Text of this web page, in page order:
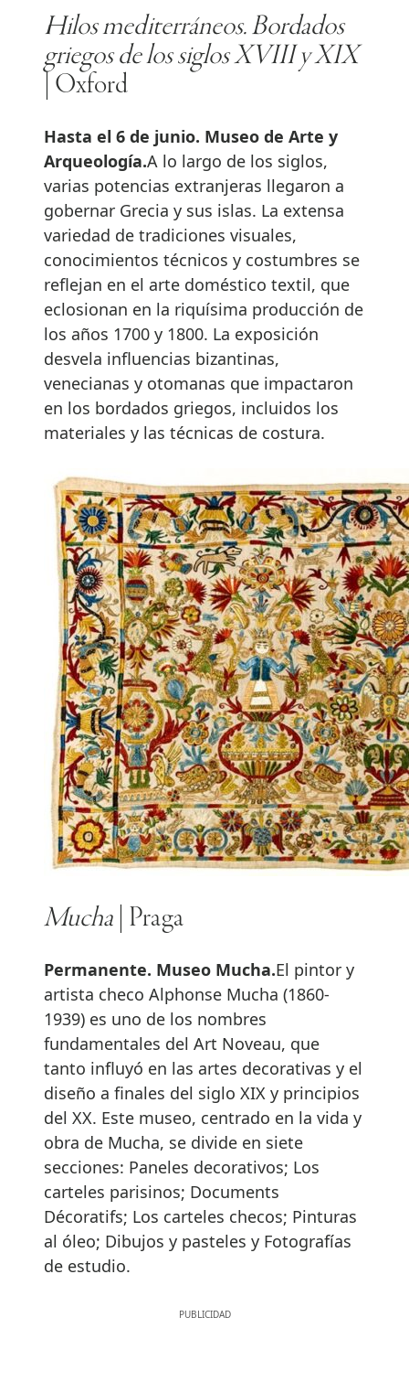
Hilos mediterráneos. Bordados
griegos de los siglos XVIII y XIX
| Oxford
Hasta el 6 de junio. Museo de Arte y
Arqueología.A lo largo de los siglos,
varias potencias extranjeras llegaron a
gobernar Grecia y sus islas. La extensa
variedad de tradiciones visuales,
conocimientos técnicos y costumbres se
reflejan en el arte doméstico textil, que
eclosionan en la riquísima producción de
los años 1700 y 1800. La exposición
desvela influencias bizantinas,
venecianas y otomanas que impactaron
en los bordados griegos, incluidos los
materiales y las técnicas de costura.
Mucha | Praga
Permanente. Museo Mucha.El pintor y
artista checo Alphonse Mucha (1860-
1939) es uno de los nombres
fundamentales del Art Noveau, que
tanto influyó en las artes decorativas y el
diseño a finales del siglo XIX y principios
del XX. Este museo, centrado en la vida y
obra de Mucha, se divide en siete
secciones: Paneles decorativos; Los
carteles parisinos; Documents
Décoratifs; Los carteles checos; Pinturas
al óleo; Dibujos y pasteles y Fotografías
de estudio.